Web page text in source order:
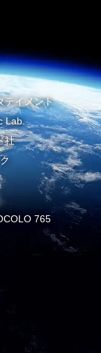
テイメント
Lab.
ド社
ク
765